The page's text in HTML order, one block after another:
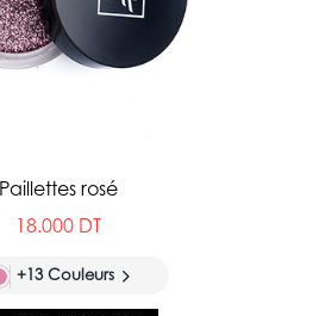
Paillettes rosé
18.000 DT
+13 Couleurs